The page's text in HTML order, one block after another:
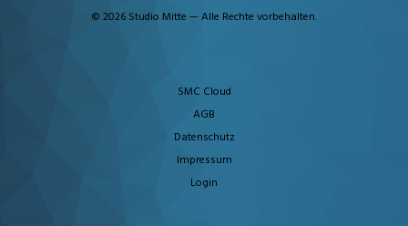
© 2026 Studio Mitte — Alle Rechte vorbehalten.
SMC Cloud
AGB
Datenschutz
Impressum
Login